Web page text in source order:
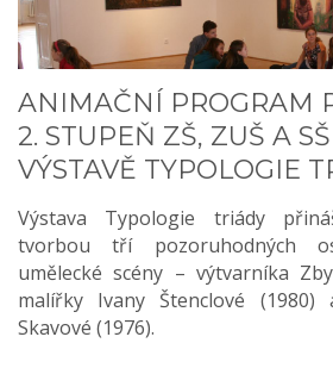
ANIMAČNÍ PROGRAM
2. STUPEŇ ZŠ, ZUŠ A
VÝSTAVĚ TYPOLOGIE
Výstava Typologie triády
tvorbou tří pozoruhodných
umělecké scény – výtvarníka
malířky Ivany Štenclové (1980)
Skavové (1976).